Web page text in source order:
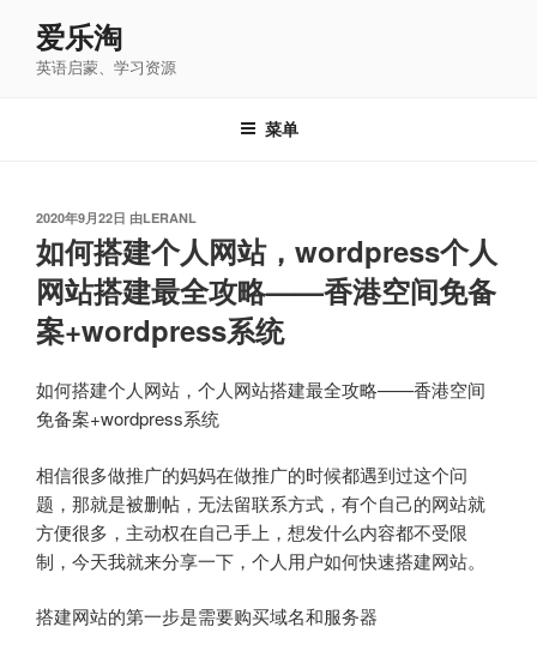
爱乐淘
英语启蒙、学习资源
菜单
发
布
于
2020年9月22日 由LERANL
如何搭建个人网站，wordpress个人
网站搭建最全攻略——香港空间免备
案+wordpress系统
如何搭建个人网站，个人网站搭建最全攻略——香港空间
免备案+wordpress系统
相信很多做推广的妈妈在做推广的时候都遇到过这个问
题，那就是被删帖，无法留联系方式，有个自己的网站就
方便很多，主动权在自己手上，想发什么内容都不受限
制，今天我就来分享一下，个人用户如何快速搭建网站。
搭建网站的第一步是需要购买域名和服务器